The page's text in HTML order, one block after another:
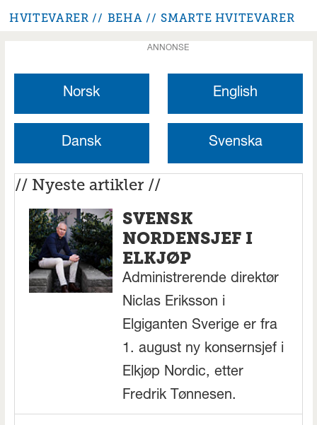
HVITEVARER
BEHA SMARTE HVITEVARER
ANNONSE
Norsk English
Dansk Svenska
// Nyeste artikler //
SVENSK
NORDENSJEF I
ELKJØP
Administrerende direktør
Niclas Eriksson i
Elgiganten Sverige er fra
1. august ny konsernsjef i
Elkjøp Nordic, etter
Fredrik Tønnesen.